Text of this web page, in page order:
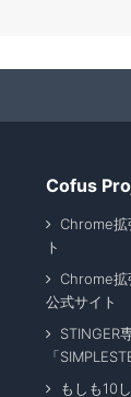
Cofus
Chrome拡
ト
Chrome拡
公式サイト
STINGER
「
もしも10